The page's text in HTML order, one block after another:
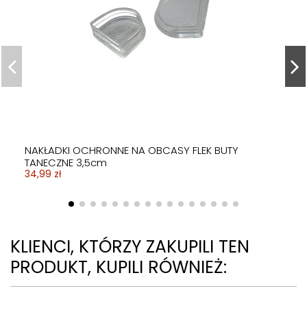
NAKŁADKI OCHRONNE NA OBCASY FLEK BUTY
TANECZNE 3,5cm
34,99 zł
KLIENCI, KTÓRZY ZAKUPILI TEN
PRODUKT, KUPILI RÓWNIEŻ: